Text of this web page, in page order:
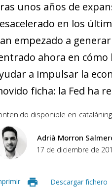
unos años de
en los
empezado a
ahora en
a impulsar la
ficha: la Fed ha
disponible en catalán
Adrià Morron
17 de diciembre de
Descargar fichero